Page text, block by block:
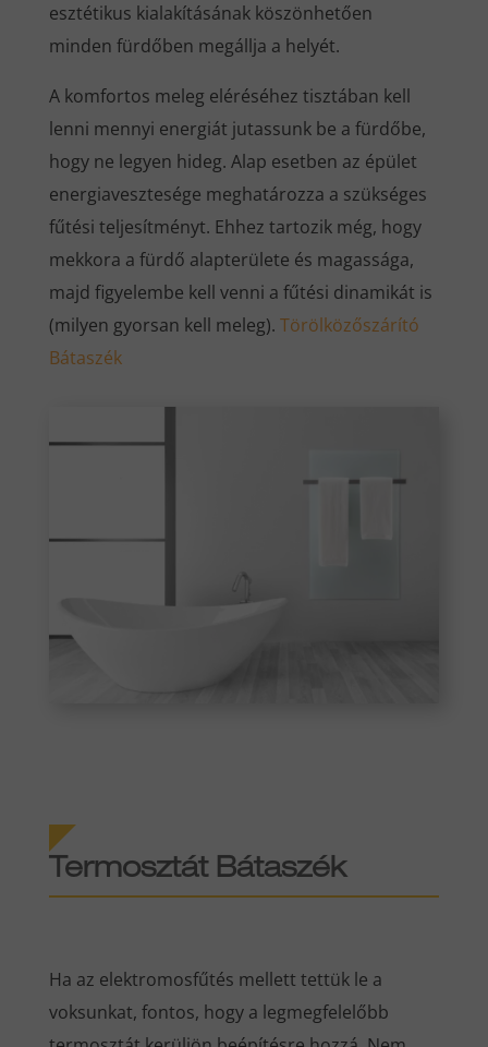
esztétikus kialakításának köszönhetően
minden fürdőben megállja a helyét.
A komfortos meleg eléréséhez tisztában kell
lenni mennyi energiát jutassunk be a fürdőbe,
hogy ne legyen hideg. Alap esetben az épület
energiavesztesége meghatározza a szükséges
fűtési teljesítményt. Ehhez tartozik még, hogy
mekkora a fürdő alapterülete és magassága,
majd figyelembe kell venni a fűtési dinamikát is
(milyen gyorsan kell meleg). Törölközőszárító
Bátaszék
Termosztát Bátaszék
Ha az elektromosfűtés mellett tettük le a
voksunkat, fontos, hogy a legmegfelelőbb